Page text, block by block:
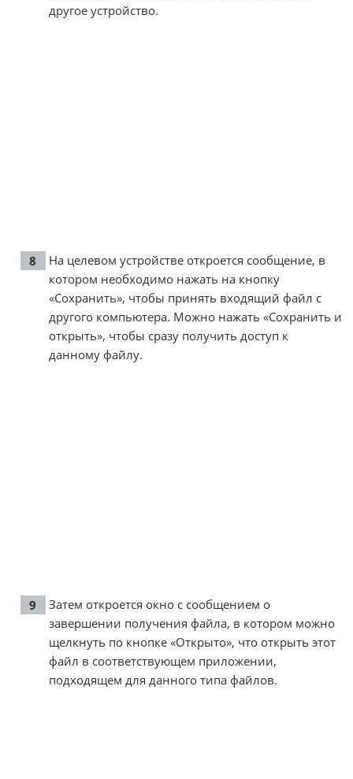
другое устройство.
На целевом устройстве откроется сообщение, в
котором необходимо нажать на кнопку
«Сохранить», чтобы принять входящий файл с
другого компьютера. Можно нажать «Сохранить и
открыть», чтобы сразу получить доступ к
данному файлу.
Затем откроется окно с сообщением о
завершении получения файла, в котором можно
щелкнуть по кнопке «Открыто», что открыть этот
файл в соответствующем приложении,
подходящем для данного типа файлов.